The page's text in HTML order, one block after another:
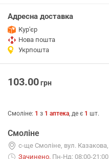
Адресна доставка
Кур'єр
Нова пошта
Укрпошта
103.00грн
Смоліне: 1 з 1 аптека, де є 1 шт.
Смоліне
с-ще Смоліне, вул.
Зачинено. Пн-Нд: 08:00-21:00